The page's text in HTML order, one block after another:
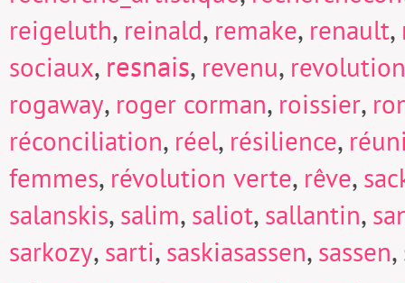
reigeluth, reinald, remake, renault,
sociaux, resnais, revenu, revolution
rogaway, roger corman, roissier,
réconciliation, réel, résilience,
femmes, révolution verte, rêve,
salanskis, salim, saliot, sallantin,
sarkozy, sarti, saskiasassen, sassen,